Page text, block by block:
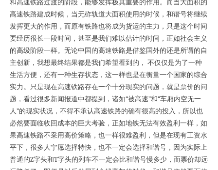
和高速铁路过渡的阶段，能够发挥极其重要的作用。而当大面积的
高速铁路建成时候，当无砟轨道大面积使用的时候，和谐号将继续
发挥更大的作用，而原有铁路也将成为货运的主力，只是这个时间
要经历很长一段时间，甚至是我们难以估计的时间，正如社会主义
的高级阶段一样。无论中国的高速铁路是借鉴国外的还是所谓的自
主创新，我想最终结果都是我们希望看到的， 不仅仅是为了一种
生活方便，还有一种生存状态，这一样也是在衡量一个国家的综合
实力。只是现在高速铁路存在一个十分现实的问题，就是票价的问
题，看过很多新闻报道中都提到，诸如“被高速”和“车厢内空无一
人”的现实状况，不得不承认高速铁路的确有很高的投入，所以也
必然要面临收回成本的巨大考验，正如地铁无法有效盈利一样，如
果高速铁路不采用高价策略，也一样很难盈利，但是在现有工资水
平下，很多人宁愿选择特快，也不一定会选择和谐号，因为实际上
普通的Z字头和T字头的列车不一定会比和谐号慢多少，而票价却远